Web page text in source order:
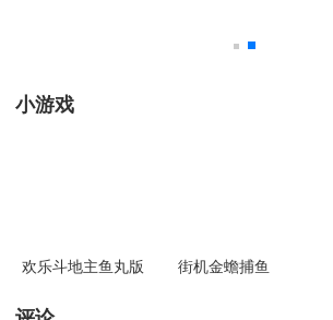
小游戏
欢乐斗地主鱼丸版 街机金蟾捕鱼